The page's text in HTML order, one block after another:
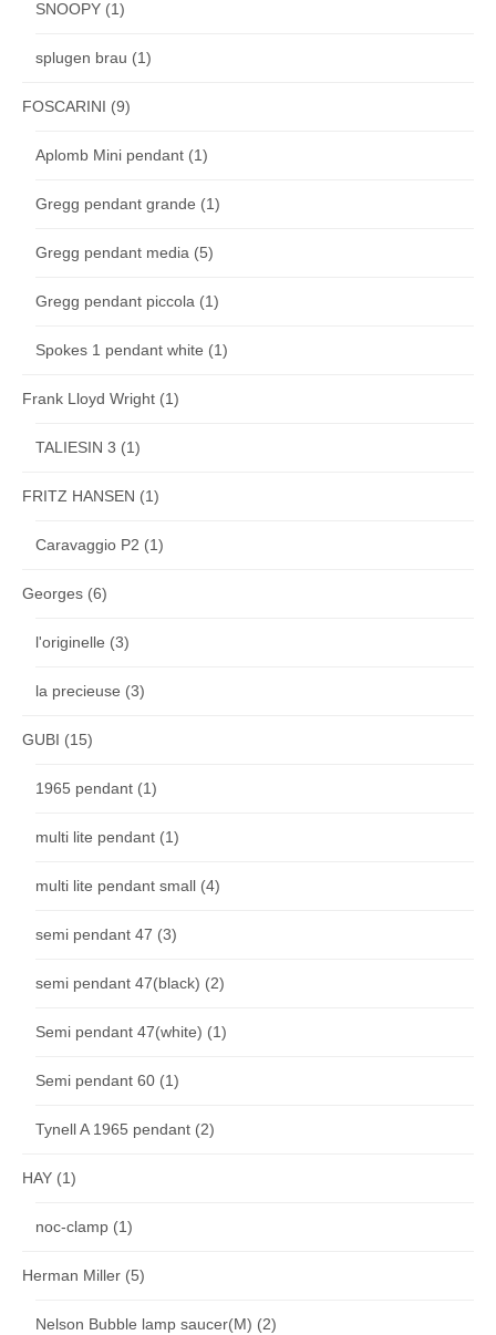
SNOOPY (1)
splugen brau (1)
FOSCARINI (9)
Aplomb Mini pendant (1)
Gregg pendant grande (1)
Gregg pendant media (5)
Gregg pendant piccola (1)
Spokes 1 pendant white (1)
Frank Lloyd Wright (1)
TALIESIN 3 (1)
FRITZ HANSEN (1)
Caravaggio P2 (1)
Georges (6)
l'originelle (3)
la precieuse (3)
GUBI (15)
1965 pendant (1)
multi lite pendant (1)
multi lite pendant small (4)
semi pendant 47 (3)
semi pendant 47(black) (2)
Semi pendant 47(white) (1)
Semi pendant 60 (1)
Tynell A 1965 pendant (2)
HAY (1)
noc-clamp (1)
Herman Miller (5)
Nelson Bubble lamp saucer(M) (2)